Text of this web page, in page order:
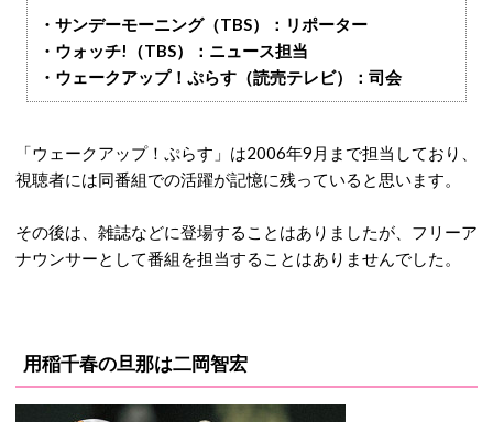
・サンデーモーニング（TBS）：リポーター
・ウォッチ!（TBS）：ニュース担当
・ウェークアップ！ぷらす（読売テレビ）：司会
「ウェークアップ！ぷらす」は2006年9月まで担当しており、
視聴者には同番組での活躍が記憶に残っていると思います。
その後は、雑誌などに登場することはありましたが、フリーア
ナウンサーとして番組を担当することはありませんでした。
用稲千春の旦那は二岡智宏